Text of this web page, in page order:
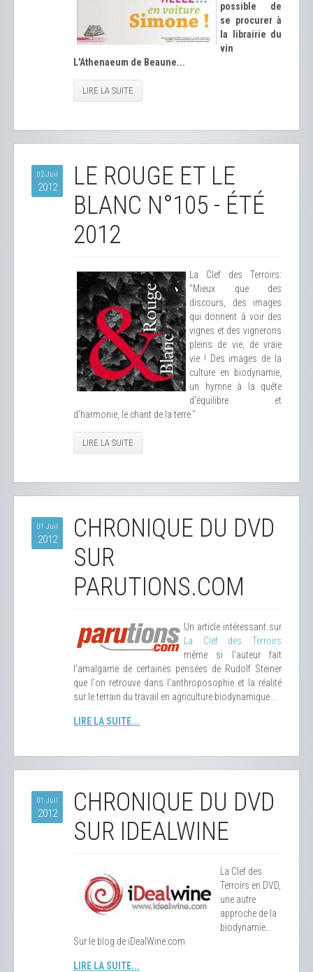
possible de
se procurer à
la librairie du
vin
L'Athenaeum de Beaune...
LIRE LA SUITE
02 Juil
2012
LE ROUGE ET LE
BLANC N°105 - ÉTÉ
2012
La Clef des Terroirs:
"Mieux que des
discours, des images
qui donnent à voir des
vignes et des vignerons
pleins de vie, de vraie
vie ! Des images de la
culture en biodynamie,
un hymne à la quête
d'équilibre et
d'harmonie, le chant de la terre."
LIRE LA SUITE
01 Juil
2012
CHRONIQUE DU DVD
SUR
PARUTIONS.COM
Un article intéressant sur
La Clef des Terroirs
même si l'auteur fait
l'amalgame de certaines pensées de Rudolf Steiner
que l'on retrouve dans l'anthroposophie et la réalité
sur le terrain du travail en agriculture biodynamique...
LIRE LA SUITE...
01 Juil
2012
CHRONIQUE DU DVD
SUR IDEALWINE
La Clef des
Terroirs en DVD,
une autre
approche de la
biodynamie...
Sur le blog de iDealWine.com
LIRE LA SUITE...